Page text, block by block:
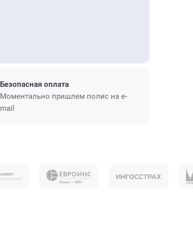
Безопасная оплата
Моментально пришлем полис на e-
mail